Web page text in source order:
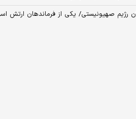
رژیم صهیونیستی/ یکی از فرماندهان ارتش